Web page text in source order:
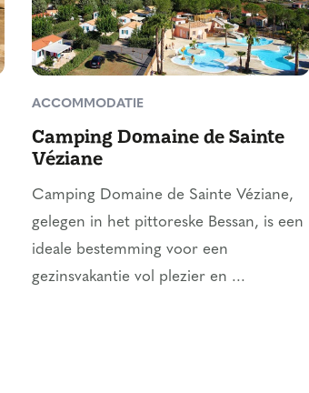
ACCOMMODATIE
Camping Domaine de Sainte
Véziane
Camping Domaine de Sainte Véziane,
gelegen in het pittoreske Bessan, is een
ideale bestemming voor een
gezinsvakantie vol plezier en ...